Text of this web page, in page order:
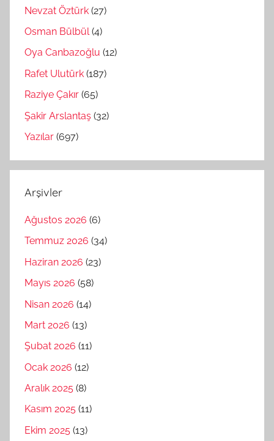
Nevzat Öztürk (27)
Osman Bülbül(4)
Oya Canbazoğlu (12)
Rafet Ulutürk (187)
Raziye Çakır (65)
Şakir Arslantaş (32)
Yazılar (697)
Arşivler
Ağustos 2026 (6)
Temmuz 2026 (34)
Haziran 2026 (23)
Mayıs 2026 (58)
Nisan 2026 (14)
Mart 2026 (13)
Şubat 2026 (11)
Ocak 2026 (12)
Aralık 2025 (8)
Kasım 2025 (11)
Ekim 2025 (13)